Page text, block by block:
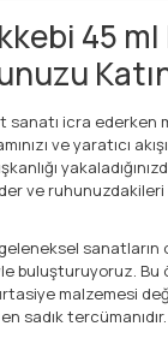
45
sanatı icra ederken
ve yaratıcı
ve ruhunuzdakileri
sanatların
buluşturuyoruz. Bu
malzemesi
sadık tercümanıdır.